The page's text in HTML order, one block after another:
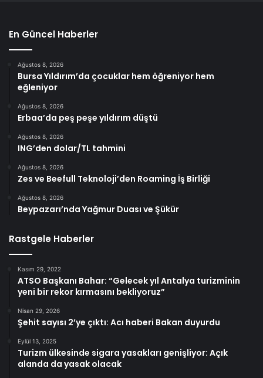
En Güncel Haberler
Ağustos 8, 2026
Bursa Yıldırım’da çocuklar hem öğreniyor hem
eğleniyor
Ağustos 8, 2026
Erbaa’da peş peşe yıldırım düştü
Ağustos 8, 2026
ING’den dolar/TL tahmini
Ağustos 8, 2026
Zes ve Beefull Teknoloji’den Roaming İş Birliği
Ağustos 8, 2026
Beypazarı’nda Yağmur Duası ve Şükür
Rastgele Haberler
Kasım 29, 2022
ATSO Başkanı Bahar: “Gelecek yıl Antalya turizminin
yeni bir rekor kırmasını bekliyoruz”
Nisan 29, 2026
Şehit sayısı 2’ye çıktı: Acı haberi Bakan duyurdu
Eylül 13, 2025
Turizm ülkesinde sigara yasakları genişliyor: Açık
alanda da yasak olacak